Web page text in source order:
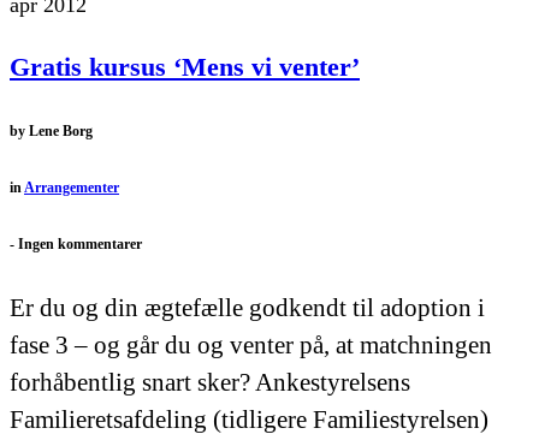
apr 2012
Gratis kursus ‘Mens vi venter’
by Lene Borg
inArrangementer
- Ingen kommentarer
Er du og din ægtefælle godkendt til adoption i
fase 3 – og går du og venter på, at matchningen
forhåbentlig snart sker? Ankestyrelsens
Familieretsafdeling (tidligere Familiestyrelsen)